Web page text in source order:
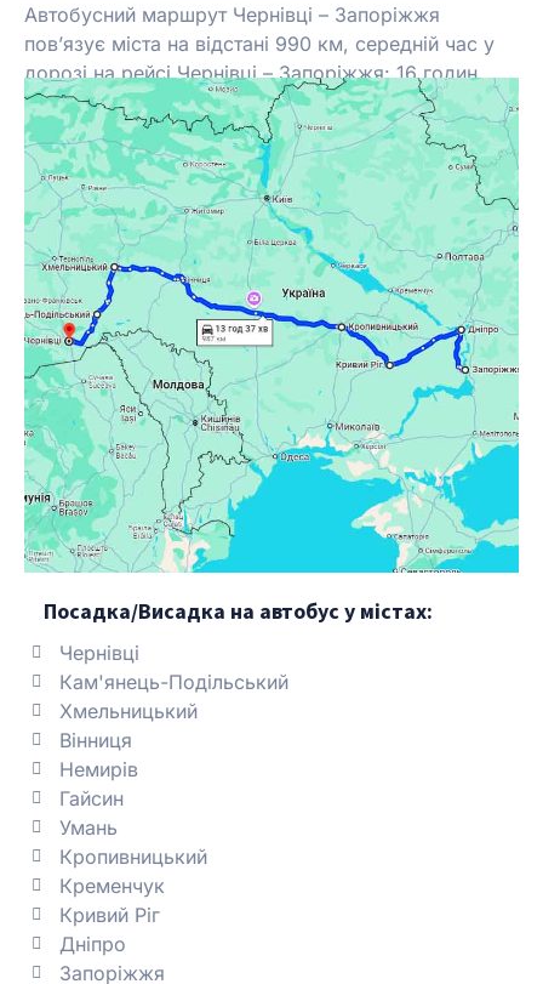
Автобусний маршрут Чернівці – Запоріжжя
пов’язує міста на відстані 990 км, середній час у
дорозі на рейсі Чернівці – Запоріжжя: 16 годин.
Посадка/Висадка на автобус у містах:
Чернівці
Кам'янець-Подільський
Хмельницький
Вінниця
Немирів
Гайсин
Умань
Кропивницький
Кременчук
Кривий Ріг
Дніпро
Запоріжжя